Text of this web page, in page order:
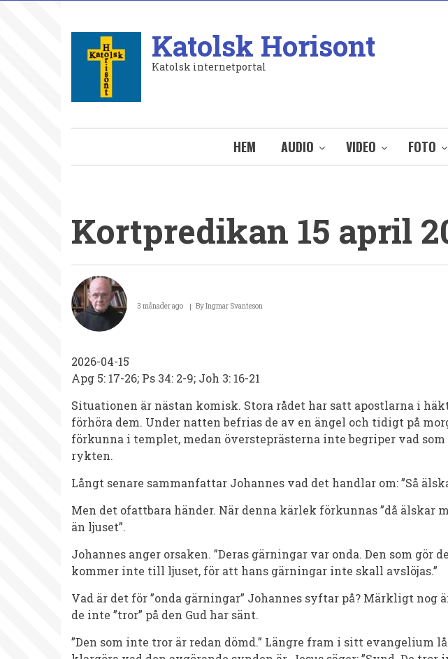
Katolsk Horisont
Katolsk internetportal
HEM AUDIO VIDEO FOTO
Kortpredikan 15 april
Kortpredikan
15
april
3 månader ago ByIngmar Svanteson
2026-04-15
Apg 5: 17-26; Ps 34: 2-9; Joh 3: 16-21
Situationen är nästan komisk. Stora rådet har satt apostlarna i
förhöra dem. Under natten befrias de av en ängel och tidigt på
förkunna i templet, medan översteprästerna inte begriper vad
rykten.
Långt senare sammanfattar Johannes vad det handlar om: ”Så
Men det ofattbara händer. När denna kärlek förkunnas ”då älskar
än ljuset”.
Johannes anger orsaken. ”Deras gärningar var onda. Den som gör
kommer inte till ljuset, för att hans gärningar inte skall avslöjas.”
Vad är det för ”onda gärningar” Johannes syftar på? Märkligt nog
de inte ”tror” på den Gud har sänt.
”Den som inte tror är redan dömd.” Längre fram i sitt evangelium